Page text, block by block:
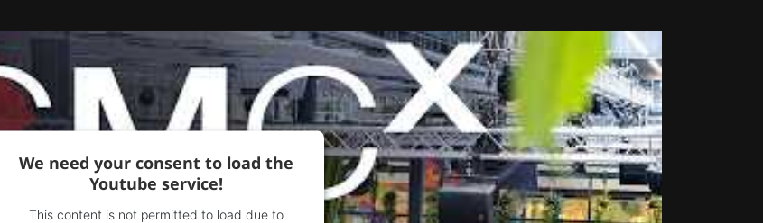
We need your consent to load the
Youtube service!
This content is not permitted to load due to